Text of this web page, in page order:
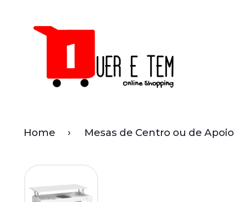
Home Mesas de Centro ou de Apoio